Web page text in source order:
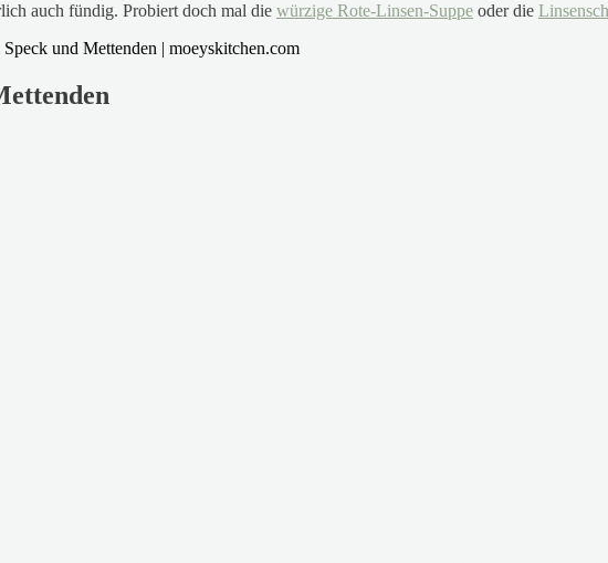
auch fündig. Probiert doch mal die würzige Rote-Linsen-Suppe oder die